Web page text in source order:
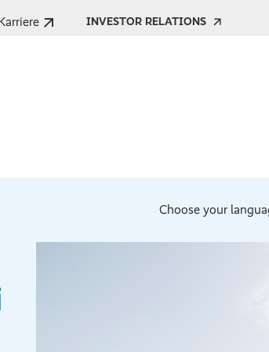
INVESTOR RELATIONS
Choose your